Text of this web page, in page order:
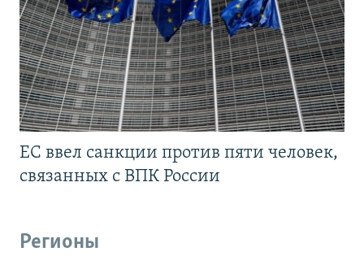
ЕС ввел санкции против пяти человек,
связанных с ВПК России
Регионы